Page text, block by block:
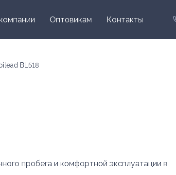
Оптовикам Контакты
BL518
пробега и комфортной эксплуатации в